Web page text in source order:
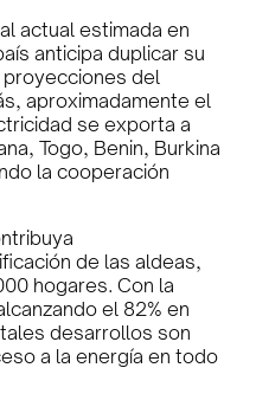
actual estimada en
anticipa duplicar su
del
aproximadamente el
se exporta a
Togo, Benin, Burkina
la cooperación
de las aldeas,
hogares. Con la
el 82% en
desarrollos son
a la energía en todo